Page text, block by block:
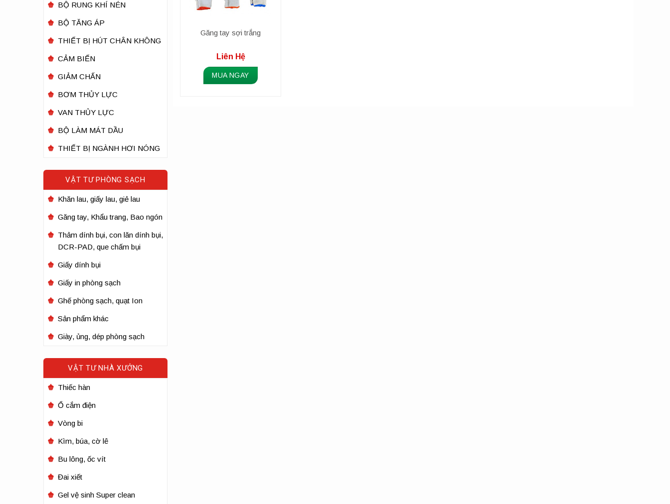
BỘ RUNG KHÍ NÉN
BỘ TĂNG ÁP
THIẾT BỊ HÚT CHÂN KHÔNG
CẢM BIẾN
GIẢM CHẤN
BƠM THỦY LỰC
VAN THỦY LỰC
BỘ LÀM MÁT DẦU
THIẾT BỊ NGÀNH HƠI NÓNG
VẬT TƯ PHÒNG SẠCH
Khăn lau, giấy lau, giẻ lau
Găng tay, Khẩu trang, Bao ngón
Thảm dính bụi, con lăn dính bụi,
DCR-PAD, que chấm bụi
Giấy dính bụi
Giấy in phòng sạch
Ghế phòng sạch, quạt Ion
Sản phẩm khác
Giày, ủng, dép phòng sạch
VẬT TƯ NHÀ XƯỞNG
Thiếc hàn
Ổ cắm điện
Vòng bi
Kìm, búa, cờ lê
Bu lông, ốc vít
Đai xiết
Gel vệ sinh Super clean
Găng tay sợi trắng
Liên Hệ
MUA NGAY